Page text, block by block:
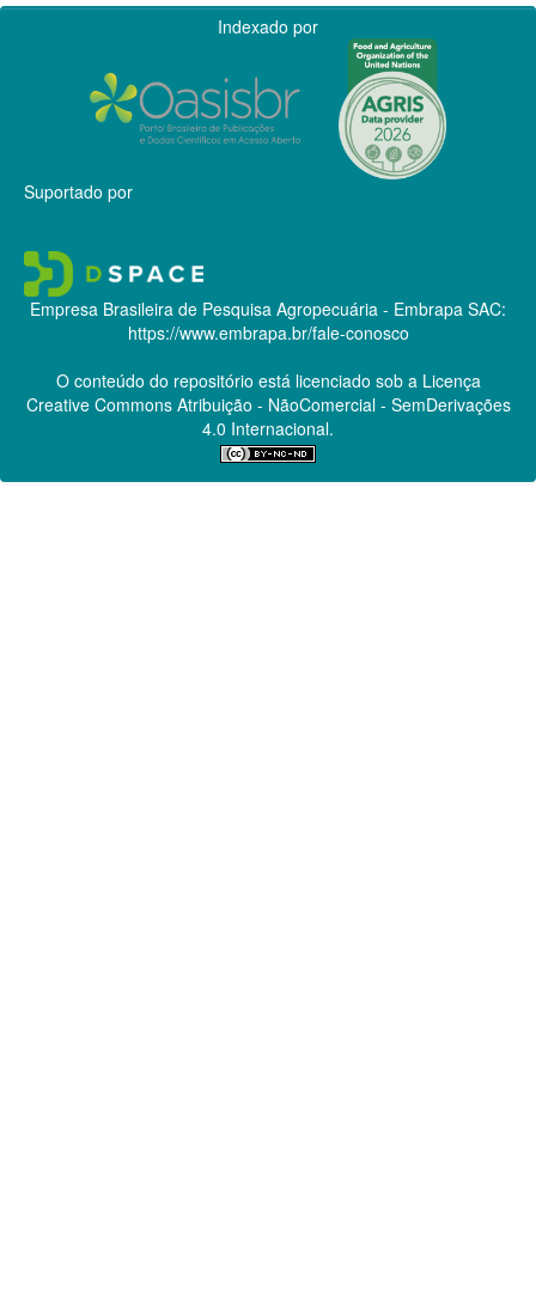
Indexado por
Suportado por
Empresa Brasileira de Pesquisa Agropecuária - Embrapa SAC:
https://www.embrapa.br/fale-conosco
O conteúdo do repositório está licenciado sob a Licença
Creative CommonsAtribuição - NãoComercial - SemDerivações
4.0 Internacional.